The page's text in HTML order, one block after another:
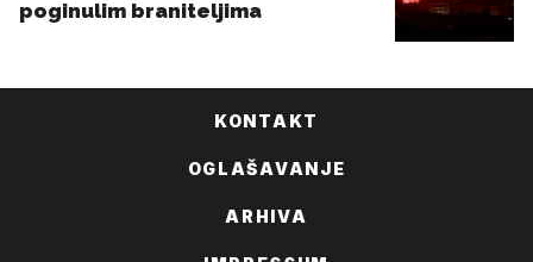
KONTAKT
OGLAŠAVANJE
ARHIVA